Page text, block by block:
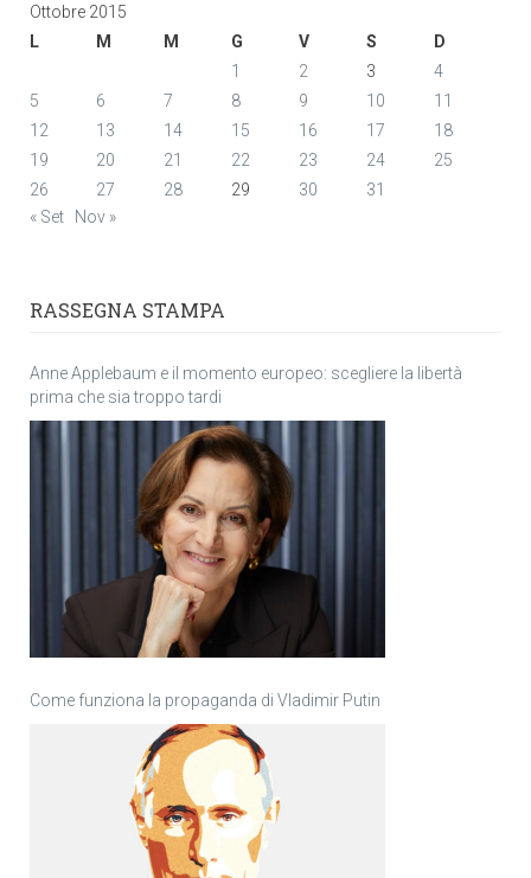
Ottobre 2015
L
M M G V S
D
1
2 3
4
5
6 7 8 9 10
11
12
13 14 15 16 17
18
19
20 21 22 23 24
25
26
27 28 29 30
31
« Set
Nov »
RASSEGNA STAMPA
Anne Applebaum e il momento europeo: scegliere la libertà
prima che sia troppo tardi
Come funziona la propaganda di Vladimir Putin